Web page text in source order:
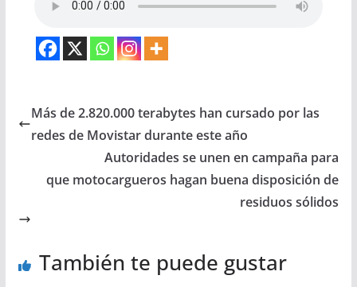
Más de 2.820.000 terabytes han cursado por las
redes de Movistar durante este año
Autoridades se unen en campaña para
que motocargueros hagan buena disposición de
residuos sólidos
También te puede gustar